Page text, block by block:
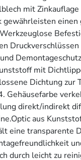
mit
gewährleisten einen
mit
Dichtung zur
Gehäusefarbe
direkt/indirekt
aus
eine transparente
durch leicht zu